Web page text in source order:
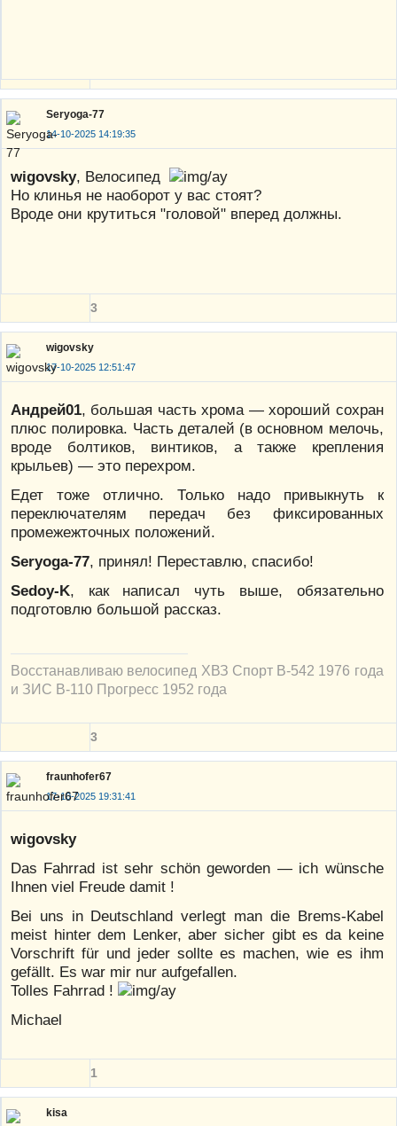
Seryoga-77
14-10-2025 14:19:35
wigovsky, Велосипед
Но клинья не наоборот у вас стоят?
Вроде они крутиться "головой" вперед должны.
3
wigovsky
17-10-2025 12:51:47
Андрей01, большая часть хрома — хороший сохран
плюс полировка. Часть деталей (в основном мелочь,
вроде болтиков, винтиков, а также крепления
крыльев) — это перехром.
Едет тоже отлично. Только надо привыкнуть к
переключателям передач без фиксированных
промежежточных положений.
Seryoga-77, принял! Переставлю, спасибо!
Sedoy-K, как написал чуть выше, обязательно
подготовлю большой рассказ.
Восстанавливаю велосипед ХВЗ Спорт В-542 1976 года
и ЗИС В-110 Прогресс 1952 года
3
fraunhofer67
17-10-2025 19:31:41
wigovsky
Das Fahrrad ist sehr schön geworden — ich wünsche
Ihnen viel Freude damit !
Bei uns in Deutschland verlegt man die Brems-Kabel
meist hinter dem Lenker, aber sicher gibt es da keine
Vorschrift für und jeder sollte es machen, wie es ihm
gefällt. Es war mir nur aufgefallen.
Tolles Fahrrad !
Michael
1
kisa